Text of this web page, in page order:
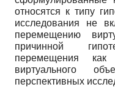
относятся к типу
исследования не
перемещению
причинной
перемещения как
виртуального
перспективных